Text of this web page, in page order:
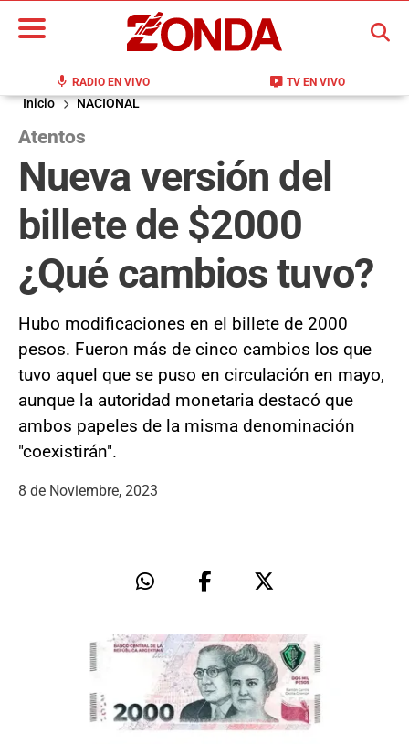
mic RADIO EN VIVO live_tv TV EN VIVO
BUSCAR
Inicio NACIONAL
Atentos
Nueva versión del
billete de $2000
¿Qué cambios tuvo?
Hubo modificaciones en el billete de 2000
pesos. Fueron más de cinco cambios los que
tuvo aquel que se puso en circulación en mayo,
aunque la autoridad monetaria destacó que
ambos papeles de la misma denominación
"coexistirán".
8 de Noviembre, 2023